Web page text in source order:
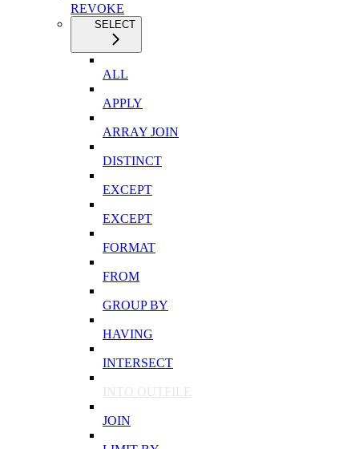
REVOKE
SELECT
ALL
APPLY
ARRAY JOIN
DISTINCT
EXCEPT
EXCEPT
FORMAT
FROM
GROUP BY
HAVING
INTERSECT
INTO OUTFILE
JOIN